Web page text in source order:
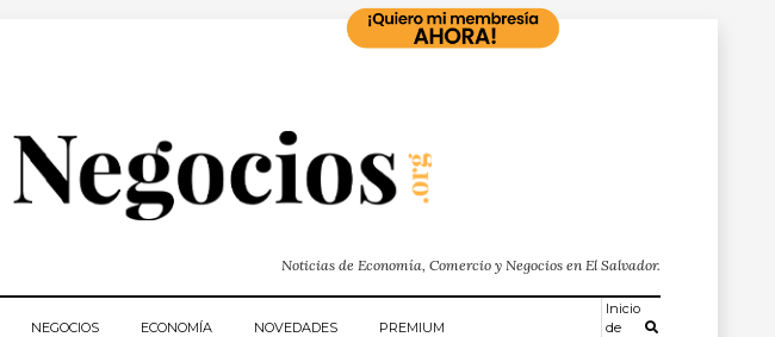
Noticias de Economía, Comercio y Negocios en El Salvador.
NEGOCIOS ECONOMÍA NOVEDADES PREMIUM
Inicio
de